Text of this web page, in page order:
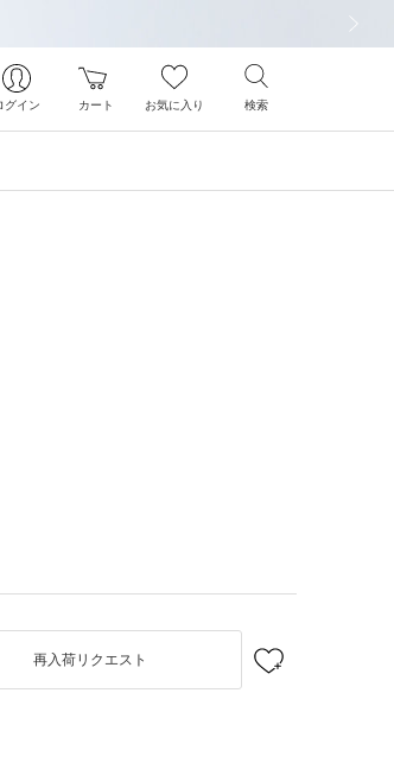
グイン カート お気に入り 検索
再入荷リクエスト